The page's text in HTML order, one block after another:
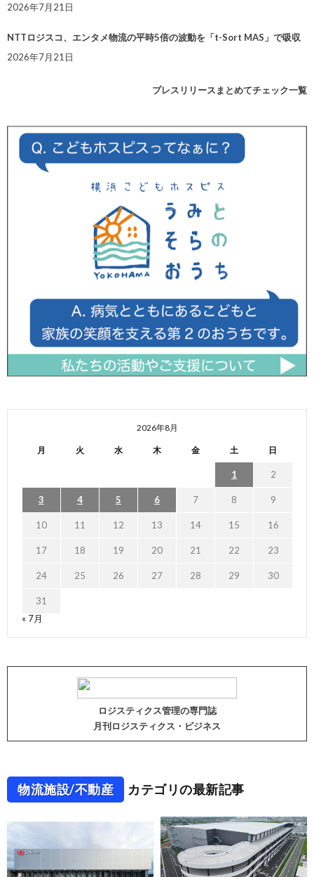
2026年7月21日
NTTロジスコ、エンタメ物流の平時5倍の波動を「t-Sort MAS」で吸収
2026年7月21日
プレスリリースまとめてチェック一覧
2026年8月
月 火 水 木 金 土 日
1 2
3 4 5 6 7 8 9
10 11 12 13 14 15 16
17 18 19 20 21 22 23
24 25 26 27 28 29 30
31
« 7月
ロジスティクス管理の専門誌
月刊ロジスティクス・ビジネス
物流施設/不動産 カテゴリの最新記事